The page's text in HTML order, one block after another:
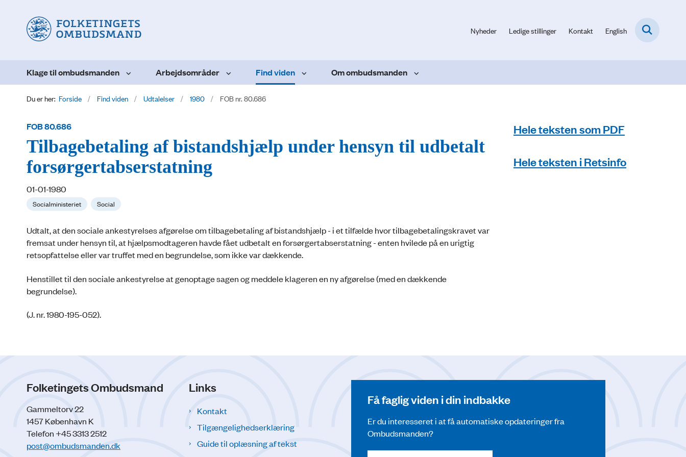
Nyheder Ledige stillinger Kontakt English
Klage til ombudsmanden Arbejdsområder Find viden Om ombudsmanden
Du er her: Forside Find viden Udtalelser 1980 FOB nr. 80.686
FOB 80.686
Tilbagebetaling af bistandshjælp under hensyn til udbetalt
forsørgertabserstatning
01-01-1980
Socialministeriet Social
Udtalt, at den sociale ankestyrelses afgørelse om tilbagebetaling af bistandshjælp - i et tilfælde hvor tilbagebetalingskravet var
fremsat under hensyn til, at hjælpsmodtageren havde fået udbetalt en forsørgertabserstatning - enten hvilede på en urigtig
retsopfattelse eller var truffet med en begrundelse, som ikke var dækkende.
Henstillet til den sociale ankestyrelse at genoptage sagen og meddele klageren en ny afgørelse (med en dækkende
begrundelse).
(J. nr. 1980-195-052).
Hele teksten som PDF
Hele teksten i Retsinfo
Folketingets Ombudsmand
Gammeltorv 22
1457 København K
Telefon +45 3313 2512
post@ombudsmanden.dk
Links
Kontakt
Tilgængelighedserklæring
Guide til oplæsning af tekst
Få faglig viden i din indbakke
Er du interesseret i at få automatiske opdateringer fra
Ombudsmanden?